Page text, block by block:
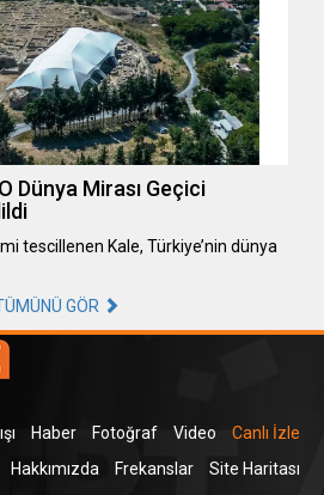
Dünya Mirası Geçici
tescillenen Kale, Türkiye’nin dünya
GÖR
Haber Fotoğraf Video
Canlı İzle
Hakkımızda Frekanslar
Site Haritası